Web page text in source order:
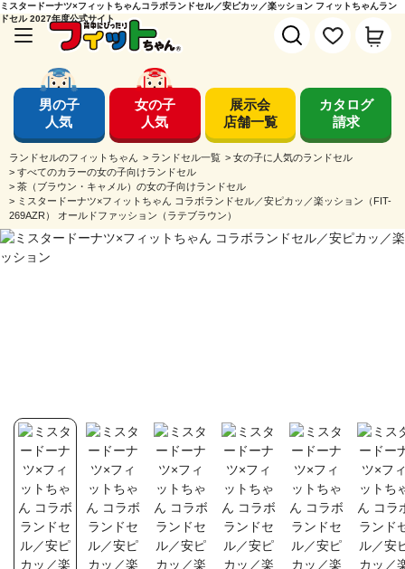
ミスタードーナツ×フィットちゃんコラボランドセル／安ピカッ／楽ッション フィットちゃんラン
ドセル 2027年度公式サイト
男の子
人気
女の子
人気
展示会
店舗一覧
カタログ
請求
ランドセルのフィットちゃん > ランドセル一覧 > 女の子に人気のランドセル
> すべてのカラーの女の子向けランドセル
> 茶（ブラウン・キャメル）の女の子向けランドセル
> ミスタードーナツ×フィットちゃん コラボランドセル／安ピカッ／楽ッション（FIT-
269AZR） オールドファッション（ラテブラウン）